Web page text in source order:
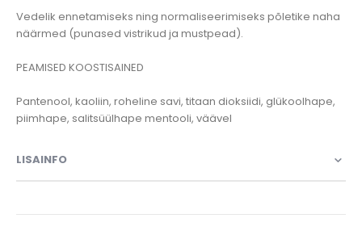
Vedelik ennetamiseks ning normaliseerimiseks põletike naha
näärmed (punased vistrikud ja mustpead).
PEAMISED KOOSTISAINED
Pantenool, kaoliin, roheline savi, titaan dioksiidi, glükoolhape,
piimhape, salitsüülhape mentooli, väävel
LISAINFO